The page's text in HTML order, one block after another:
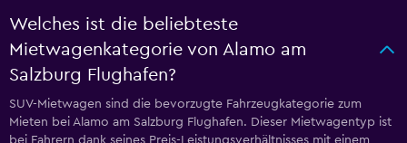
Welches ist die beliebteste
Mietwagenkategorie von Alamo am
Salzburg Flughafen?
SUV-Mietwagen sind die bevorzugte Fahrzeugkategorie zum
Mieten bei Alamo am Salzburg Flughafen. Dieser Mietwagentyp ist
bei Fahrern dank seines Preis-Leistungsverhältnisses mit einem